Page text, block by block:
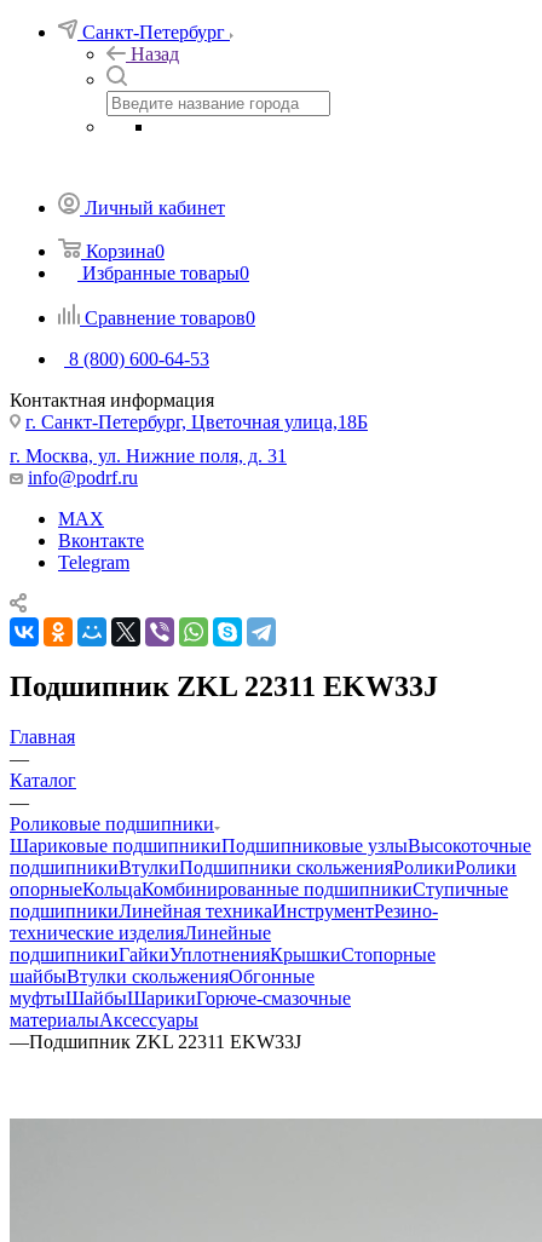
Санкт-Петербург
Назад
Личный кабинет
Корзина0
Избранные товары0
Сравнение товаров0
8 (800) 600-64-53
Контактная информация
г. Санкт-Петербург, Цветочная улица,18Б
г. Москва, ул. Нижние поля, д. 31
info@podrf.ru
MAX
Вконтакте
Telegram
Подшипник ZKL 22311 EKW33J
Главная
—
Каталог
—
Роликовые подшипники
Шариковые подшипникиПодшипниковые узлыВысокоточные
подшипникиВтулкиПодшипники скольженияРоликиРолики
опорныеКольцаКомбинированные подшипникиСтупичные
подшипникиЛинейная техникаИнструментРезино-
технические изделияЛинейные
подшипникиГайкиУплотненияКрышкиСтопорные
шайбыВтулки скольженияОбгонные
муфтыШайбыШарикиГорюче-смазочные
материалыАксессуары
—Подшипник ZKL 22311 EKW33J